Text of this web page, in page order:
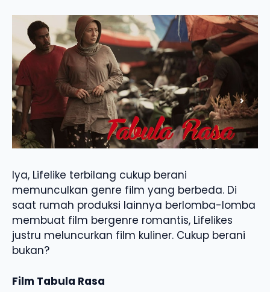
Iya, Lifelike terbilang cukup berani
memunculkan genre film yang berbeda. Di
saat rumah produksi lainnya berlomba-lomba
membuat film bergenre romantis, Lifelikes
justru meluncurkan film kuliner. Cukup berani
bukan?
Film Tabula Rasa